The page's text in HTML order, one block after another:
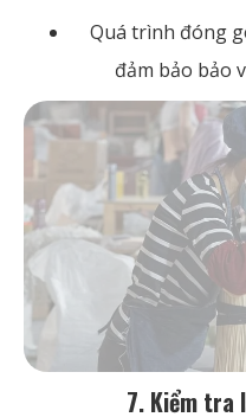
Quá trình đóng
đảm bảo bảo
7. Kiểm tra